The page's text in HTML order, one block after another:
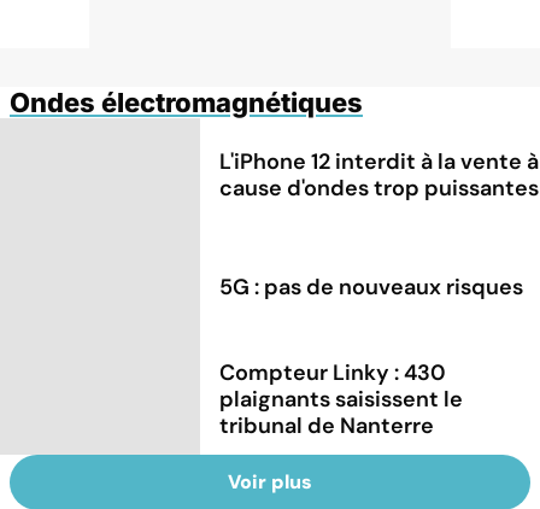
Ondes électromagnétiques
L'iPhone 12 interdit à la vente à
cause d'ondes trop puissantes
5G : pas de nouveaux risques
Compteur Linky : 430
plaignants saisissent le
tribunal de Nanterre
Voir plus